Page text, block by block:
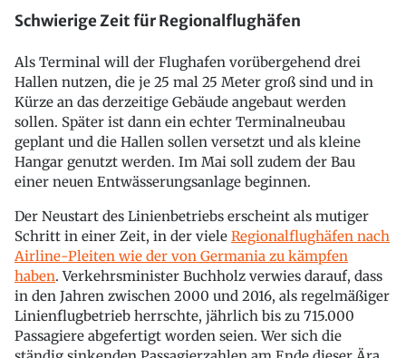
Schwierige Zeit für Regionalflughäfen
Als Terminal will der Flughafen vorübergehend drei
Hallen nutzen, die je 25 mal 25 Meter groß sind und in
Kürze an das derzeitige Gebäude angebaut werden
sollen. Später ist dann ein echter Terminalneubau
geplant und die Hallen sollen versetzt und als kleine
Hangar genutzt werden. Im Mai soll zudem der Bau
einer neuen Entwässerungsanlage beginnen.
Der Neustart des Linienbetriebs erscheint als mutiger
Schritt in einer Zeit, in der viele Regionalflughäfen nach
Airline-Pleiten wie der von Germania zu kämpfen
haben. Verkehrsminister Buchholz verwies darauf, dass
in den Jahren zwischen 2000 und 2016, als regelmäßiger
Linienflugbetrieb herrschte, jährlich bis zu 715.000
Passagiere abgefertigt worden seien. Wer sich die